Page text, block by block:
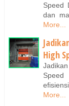
Speed
dan
More...
High
Speed
More...